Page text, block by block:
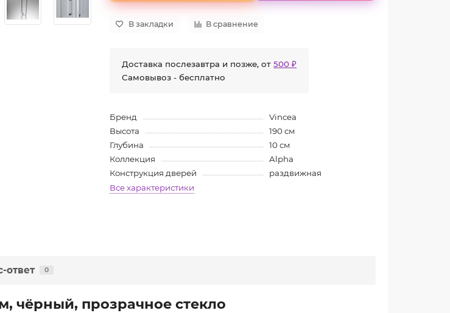
В закладки В сравнение
Доставка послезавтра и позже, от500 ₽
Самовывоз - бесплатно
Бренд
Vincea
Высота
190 см
Глубина
10 см
Коллекция
Alpha
Конструкция дверей
раздвижная
Все характеристики
ответ 0
чёрный, прозрачное стекло